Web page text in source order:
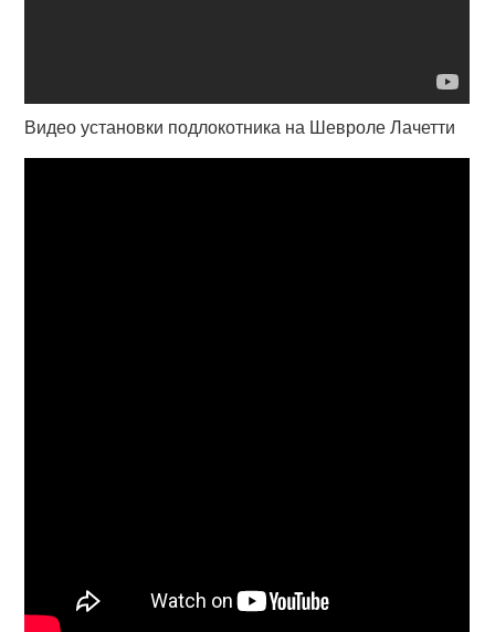
Видео установки подлокотника на Шевроле Лачетти